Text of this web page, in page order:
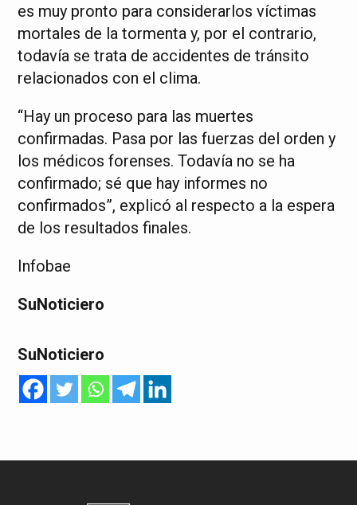
es muy pronto para considerarlos víctimas
mortales de la tormenta y, por el contrario,
todavía se trata de accidentes de tránsito
relacionados con el clima.
“Hay un proceso para las muertes
confirmadas. Pasa por las fuerzas del orden y
los médicos forenses. Todavía no se ha
confirmado; sé que hay informes no
confirmados”, explicó al respecto a la espera
de los resultados finales.
Infobae
SuNoticiero
SuNoticiero